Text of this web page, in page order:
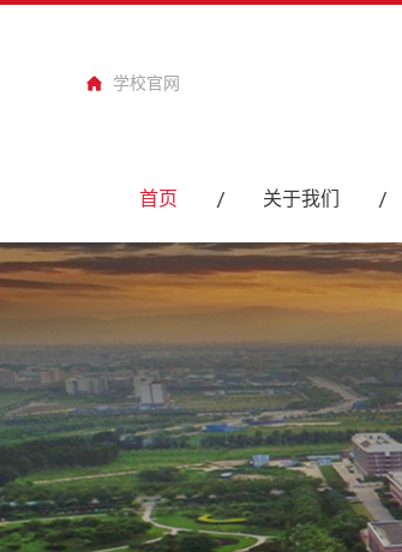
学校官网
首页 关于我们